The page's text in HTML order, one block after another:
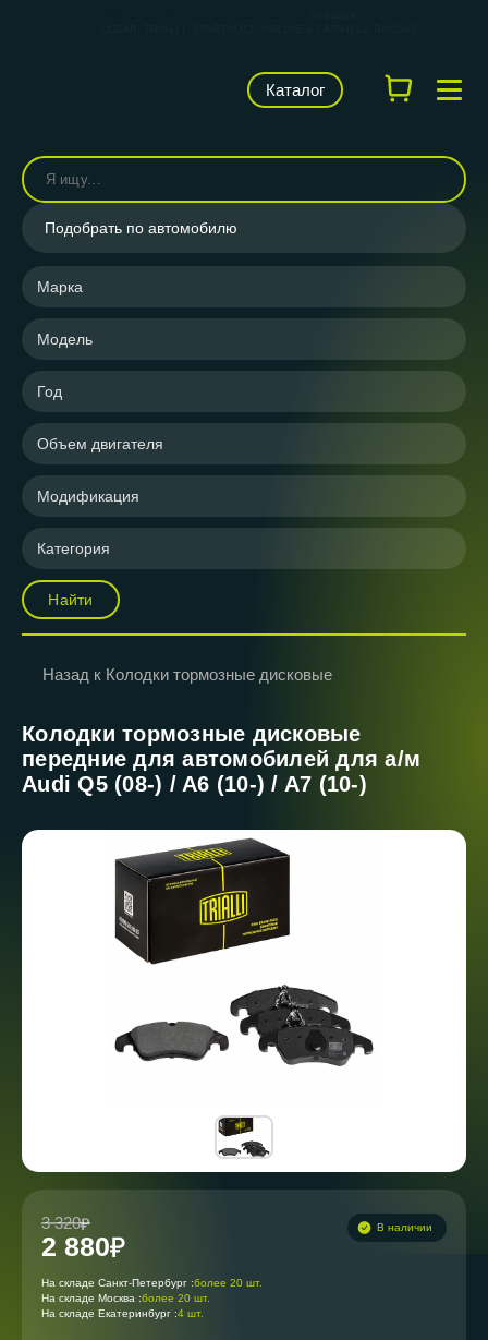
Каталог
Подобрать по автомобилю
Марка
Модель
Год
Объем двигателя
Модификация
Категория
Найти
Назад к Колодки тормозные дисковые
Колодки тормозные дисковые
передние для автомобилей для а/м
Audi Q5 (08-) / A6 (10-) / A7 (10-)
3 320
2 880
В наличии
На складе Санкт-Петербург :более 20 шт.
На складе Москва :более 20 шт.
На складе Екатеринбург :4 шт.